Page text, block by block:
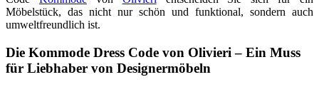
Möbelstück, das nicht nur schön und funktional, sondern auch
umweltfreundlich ist.
Die Kommode Dress Code von Olivieri – Ein Muss
für Liebhaber von Designermöbeln